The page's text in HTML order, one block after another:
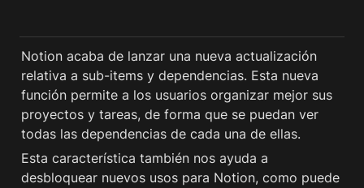
Notion acaba de lanzar una nueva actualización
relativa a sub-items y dependencias. Esta nueva
función permite a los usuarios organizar mejor sus
proyectos y tareas, de forma que se puedan ver
todas las dependencias de cada una de ellas.
Esta característica también nos ayuda a
desbloquear nuevos usos para Notion, como puede